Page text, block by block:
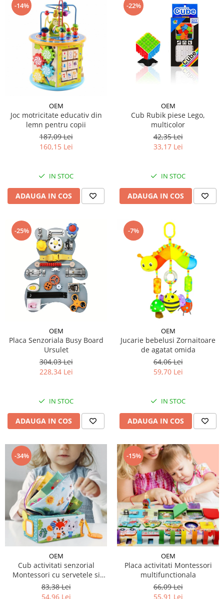
-14%
OEM
Joc motricitate educativ din
lemn pentru copii
187,09 Lei
160,15 Lei
IN STOC
ADAUGA IN COS
-22%
OEM
Cub Rubik piese Lego,
multicolor
42,35 Lei
33,17 Lei
IN STOC
ADAUGA IN COS
-25%
OEM
Placa Senzoriala Busy Board
Ursulet
304,03 Lei
228,34 Lei
IN STOC
ADAUGA IN COS
-7%
OEM
Jucarie bebelusi Zornaitoare
de agatat omida
64,06 Lei
59,70 Lei
IN STOC
ADAUGA IN COS
-34%
OEM
Cub activitati senzorial
Montessori cu servetele si
oglinda Animale
83,38 Lei
54,96 Lei
-15%
OEM
Placa activitati Montessori
multifunctionala
66,09 Lei
55,91 Lei